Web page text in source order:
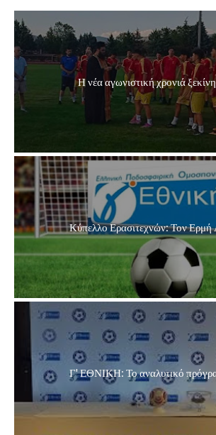
Η νέα αγωνιστική χρονιά
Κύπελλο Ερασιτεχνών: Τον Ερμή
Γ' ΕΘΝΙΚΗ: Το αναλυτικό